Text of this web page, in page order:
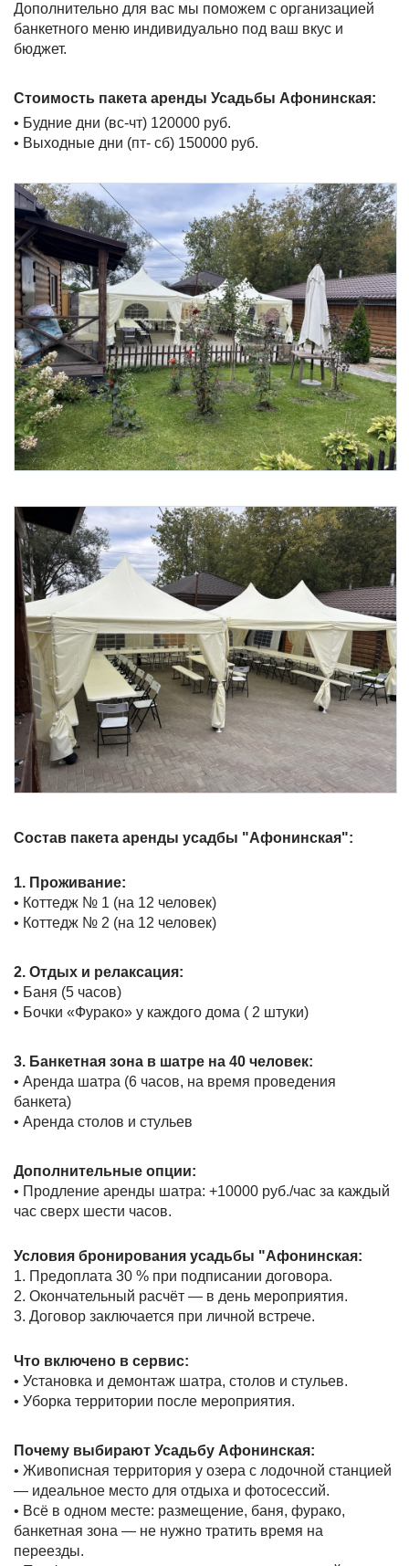
Дополнительно для вас мы поможем с организацией
банкетного меню индивидуально под ваш вкус и
бюджет.
Стоимость пакета аренды Усадьбы Афонинская:
• Будние дни (вс-чт) 120000 руб.
• Выходные дни (пт- сб) 150000 руб.
Состав пакета аренды усадбы "Афонинская":
1. Проживание:
• Коттедж № 1 (на 12 человек)
• Коттедж № 2 (на 12 человек)
2. Отдых и релаксация:
• Баня (5 часов)
• Бочки «Фурако» у каждого дома ( 2 штуки)
3. Банкетная зона в шатре на 40 человек:
• Аренда шатра (6 часов, на время проведения
банкета)
• Аренда столов и стульев
Дополнительные опции:
• Продление аренды шатра: +10000 руб./час за каждый
час сверх шести часов.
Условия бронирования усадьбы "Афонинская:
1. Предоплата 30 % при подписании договора.
2. Окончательный расчёт — в день мероприятия.
3. Договор заключается при личной встрече.
Что включено в сервис:
• Установка и демонтаж шатра, столов и стульев.
• Уборка территории после мероприятия.
Почему выбирают Усадьбу Афонинская:
• Живописная территория у озера с лодочной станцией
— идеальное место для отдыха и фотосессий.
• Всё в одном месте: размещение, баня, фурако,
банкетная зона — не нужно тратить время на
переезды.